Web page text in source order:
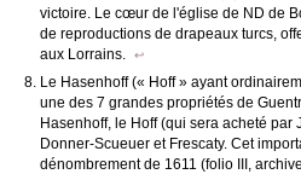
victoire. Le cœur de l'église de ND de
de reproductions de drapeaux turcs,
aux Lorrains.
↩
Le Hasenhoff (« Hoff » ayant
une des 7 grandes propriétés de
Hasenhoff, le Hoff (qui sera acheté par
Donner-Scueuer et Frescaty. Cet
dénombrement de 1611 (folio III,